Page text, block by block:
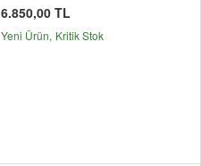
6.850,00 TL
Yeni Ürün Kritik Stok